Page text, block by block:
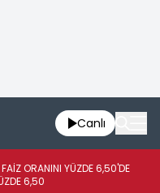
Canlı
ORANINI YÜZDE 6,50'DE
6,50